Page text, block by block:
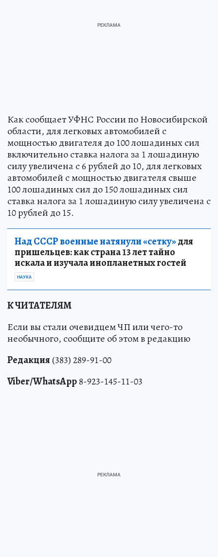
Как сообщает УФНС России по Новосибирской
области, для легковых автомобилей с
мощностью двигателя до 100 лошадиных сил
включительно ставка налога за 1 лошадиную
силу увеличена с 6 рублей до 10, для легковых
автомобилей с мощностью двигателя свыше
100 лошадиных сил до 150 лошадиных сил
ставка налога за 1 лошадиную силу увеличена с
10 рублей до 15.
Над СССР военные натянули «сетку» для
пришельцев: как страна 13 лет тайно
искала и изучала инопланетных гостей
Если вы стали очевидцем ЧП или чего-то
необычного, сообщите об этом в редакцию
Редакция
(383) 289-91-00
Viber/WhatsApp